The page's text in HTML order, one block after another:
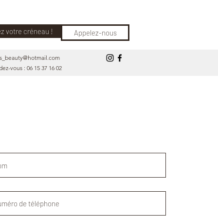
votre créneau ! Appelez-nous
vous : 06 15 37 16 02